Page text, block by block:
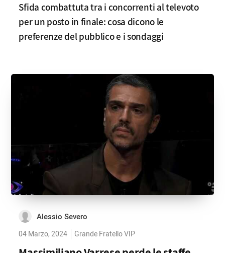
Sfida combattuta tra i concorrenti al televoto
per un posto in finale: cosa dicono le
preferenze del pubblico e i sondaggi
Alessio Severo
04 Marzo, 2024 Grande Fratello VIP